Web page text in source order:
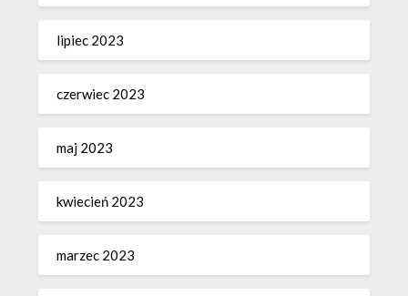
lipiec 2023
czerwiec 2023
maj 2023
kwiecień 2023
marzec 2023